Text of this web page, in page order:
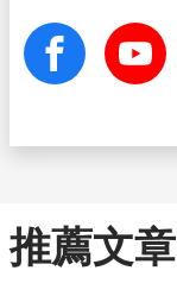
facebook Youtube
推薦文章